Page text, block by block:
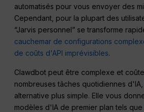
automatisés pour vous envoyer des
Cependant, pour la plupart des
“Jarvis personnel” se transforme
cauchemar de configurations
de coûts d'API imprévisibles.
Clawdbot peut être complexe et
nombreuses tâches quotidiennes d'IA,
alternative plus simple. Elle vous
modèles d'IA de premier plan tels que